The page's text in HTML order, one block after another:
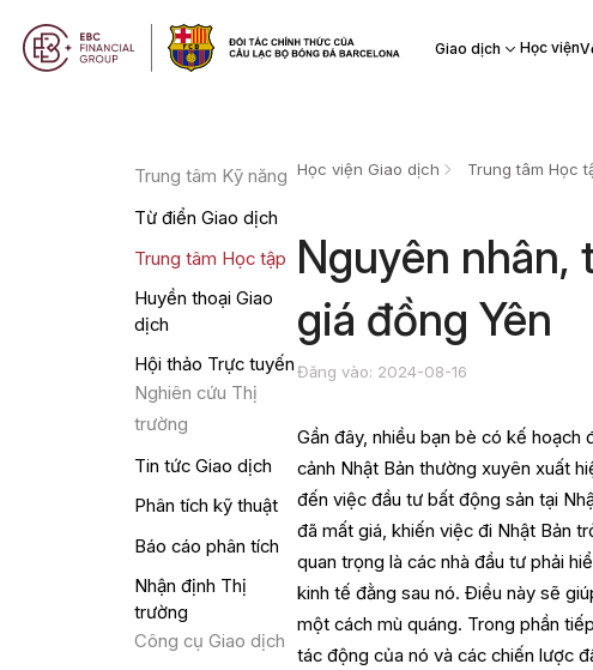
Giao dịch Học viện
Trung tâm Kỹ năng
Từ điển Giao dịch
Trung tâm Học tập
Huyền thoại Giao
dịch
Hội thảo Trực tuyến
Nghiên cứu Thị
trường
Tin tức Giao dịch
Phân tích kỹ thuật
Báo cáo phân tích
Nhận định Thị
trường
Công cụ Giao dịch
Học viện Giao dịch Trung tâm Học
Nguyên nhân,
giá đồng Yên
Đăng vào: 2024-08-16
Gần đây, nhiều bạn bè có kế hoạch
cảnh Nhật Bản thường xuyên xuất
đến việc đầu tư bất động sản tại
đã mất giá, khiến việc đi Nhật Bản
quan trọng là các nhà đầu tư phải
kinh tế đằng sau nó. Điều này sẽ
một cách mù quáng. Trong phần
tác động của nó và các chiến lược